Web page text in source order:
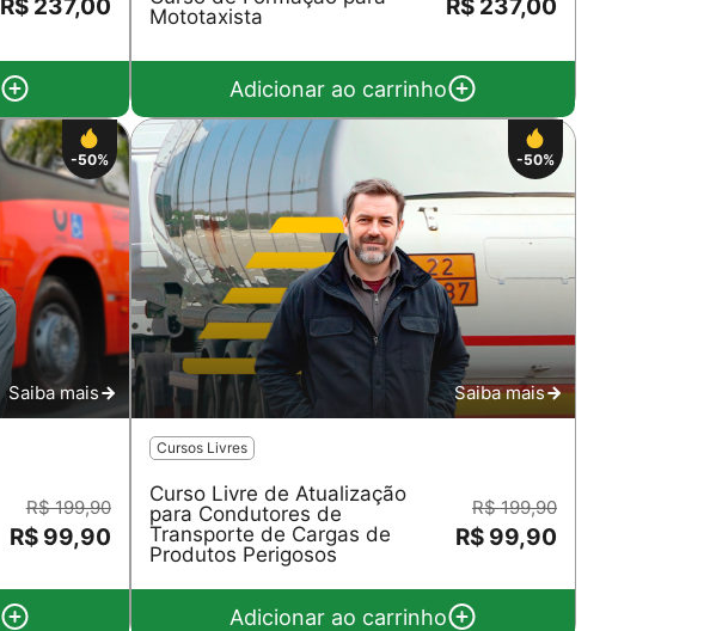
R$ 237,00
Mototaxista
R$ 237,00
Adicionar ao carrinho
-50%
Saiba mais
R$ 199,90
R$ 99,90
-50%
Saiba mais
Cursos Livres
Curso Livre de Atualização
para Condutores de
Transporte de Cargas de
Produtos Perigosos
R$ 199,90
R$ 99,90
Adicionar ao carrinho